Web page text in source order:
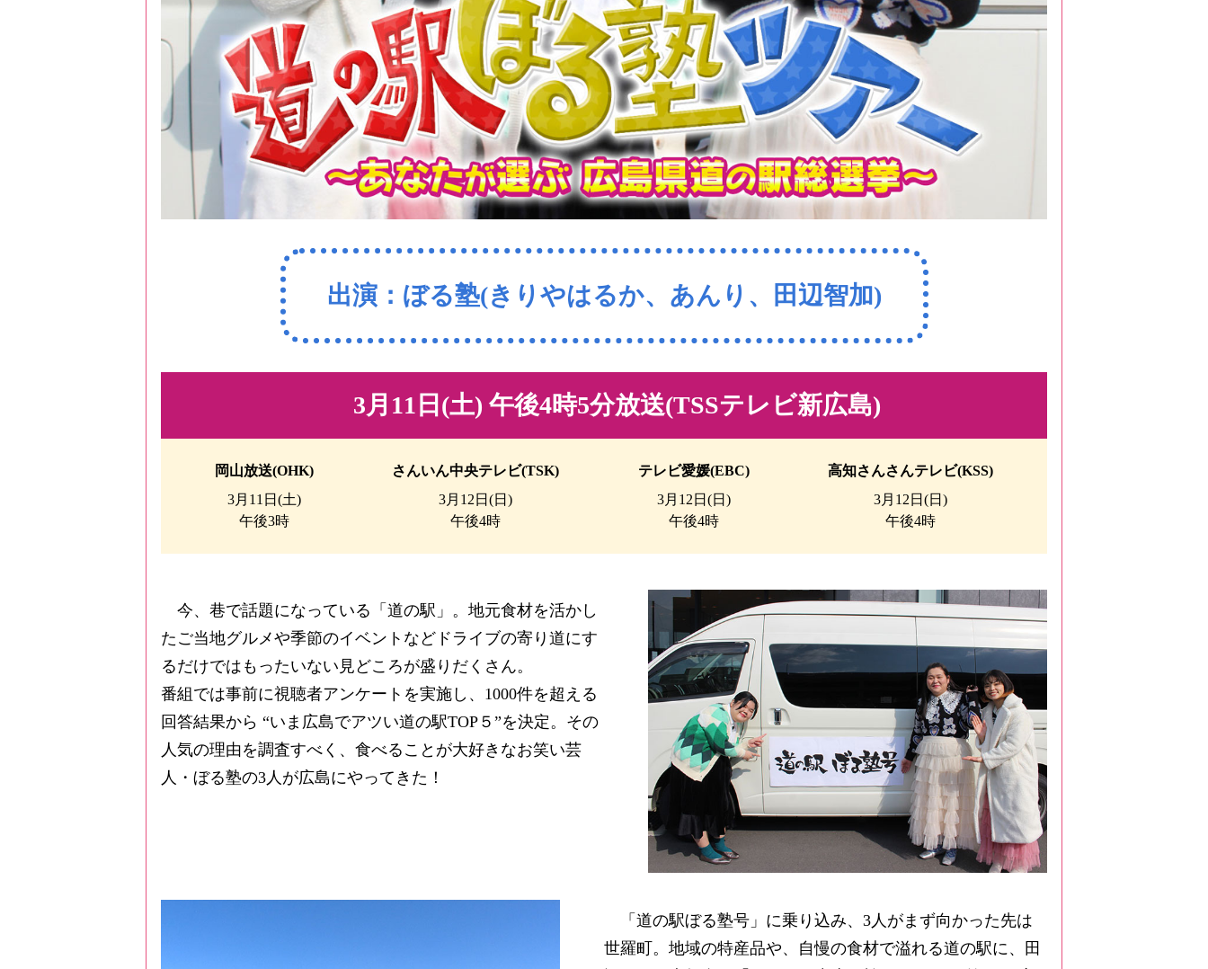
出演：ぼる塾(きりやはるか、あんり、田辺智加)
3月11日(土) 午後4時5分放送(TSSテレビ新広島)
岡山放送(OHK)
3月11日(土)
午後3時
さんいん中央テレビ(TSK)
3月12日(日)
午後4時
テレビ愛媛(EBC)
3月12日(日)
午後4時
高知さんさんテレビ(KSS)
3月12日(日)
午後4時
今、巷で話題になっている「道の駅」。地元食材を活かし
たご当地グルメや季節のイベントなどドライブの寄り道にす
るだけではもったいない見どころが盛りだくさん。
番組では事前に視聴者アンケートを実施し、1000件を超える
回答結果から “いま広島でアツい道の駅TOP５”を決定。その
人気の理由を調査すべく、食べることが大好きなお笑い芸
人・ぼる塾の3人が広島にやってきた！
「道の駅ぼる塾号」に乗り込み、3人がまず向かった先は
世羅町。地域の特産品や、自慢の食材で溢れる道の駅に、田